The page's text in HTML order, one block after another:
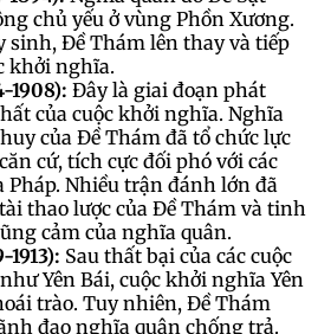
chủ yếu ở vùng Phồn Xương.
sinh, Đề Thám lên thay và tiếp
khởi nghĩa.
1908): Đây là giai đoạn phát
của cuộc khởi nghĩa. Nghĩa
của Đề Thám đã tổ chức lực
cứ, tích cực đối phó với các
Pháp. Nhiều trận đánh lớn đã
thao lược của Đề Thám và tinh
cảm của nghĩa quân.
Sau thất bại của các cuộc
Yên Bái, cuộc khởi nghĩa Yên
trào. Tuy nhiên, Đề Thám
đạo nghĩa quân chống trả.